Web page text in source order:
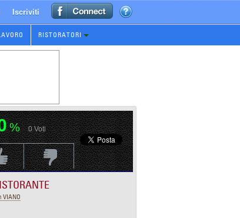
Iscriviti
RISTORATORI
% 0Voti
Voti PositivoVoti Negativo
VIANO